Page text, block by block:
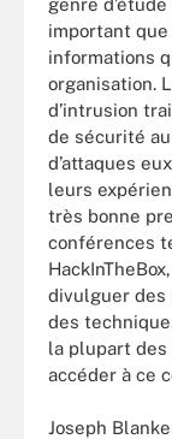
important
informations
organisation.
d’intrusion
de sécurité
d’attaques
leurs
très bonne
conférences
divulguer des
des
la plupart des
accéder à ce
Joseph